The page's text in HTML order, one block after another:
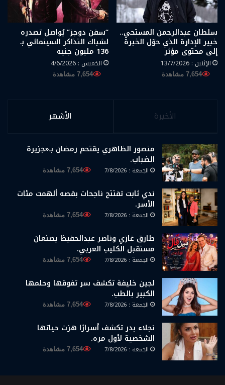
سلطان عبدالرحمن المستحي..
خبير الإدارة الذي حوّل الخبرة
إلى محتوى مؤثر
الإثنين : 13/7/2026
7,654 مشاهدة
“سفن دوجز” يُواصل تصدره
لشباك التذاكر السينمائي بـ
136 مليون جنيه
الخميس : 4/6/2026
7,654 مشاهدة
الأخيرة الأشهر
منصور الظاهري يقتحم رمضان بـ«جزيرة
الضباب.
الجمعة : 7/8/2026 7,654 مشاهدة
ندي ثابت تفتتح ناجحات بقصه ألهمت مئات
الأسر.
الجمعة : 7/8/2026 7,654 مشاهدة
طارق غازي وناصر عبدالحفيظ يصنعان
مستقبل الكليب العربي.
الجمعة : 7/8/2026 7,654 مشاهدة
لجين خليفة تكشف سر تفوقها وحلمها
الكبير بالطب.
الجمعة : 7/8/2026 7,654 مشاهدة
نجلاء بدر تكشف أسرارًا هزت حياتها
الشخصية لأول مره.
الجمعة : 7/8/2026 7,654 مشاهدة